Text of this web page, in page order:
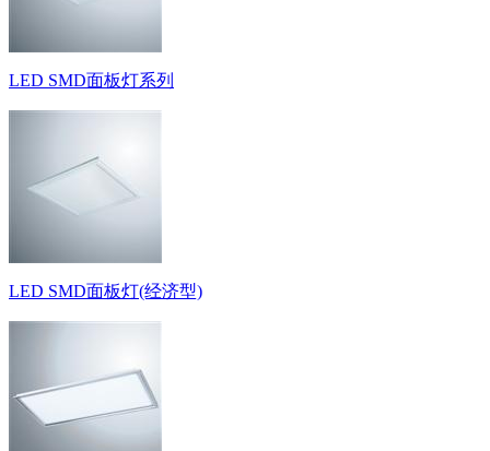
LED SMD面板灯系列
LED SMD面板灯(经济型)